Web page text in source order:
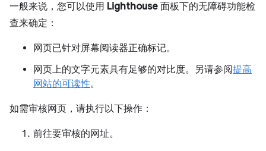
一般来说，您可以使用 Lighthouse 面板下的无障碍功能检
查来确定：
网页已针对屏幕阅读器正确标记。
网页上的文字元素具有足够的对比度。另请参阅提高
网站的可读性。
如需审核网页，请执行以下操作：
前往要审核的网址。